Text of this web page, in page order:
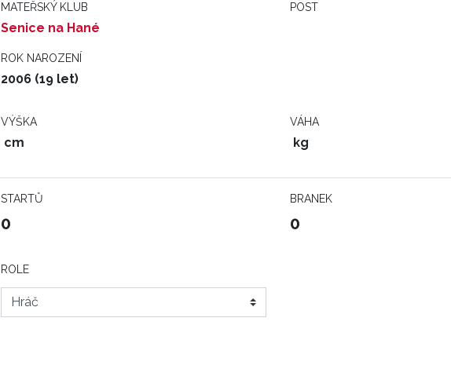
MATEŘSKÝ KLUB
Senice na Hané
POST
ROK NAROZENÍ
2006 (19 let)
VÝŠKA
cm
VÁHA
kg
STARTŮ
0
BRANEK
0
ROLE